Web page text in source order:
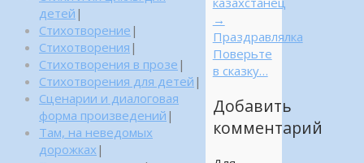
→
Праздравлялка
Поверьте
в сказку…
Добавить
комментарий
детей |
Стихотворение |
Стихотворения |
Стихотворения в прозе |
Стихотворения для детей |
Сценарии и диалоговая
форма произведений |
Там, на неведомых
дорожках |